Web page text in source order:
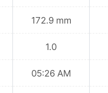
172.9 mm
1.0
05:26 AM